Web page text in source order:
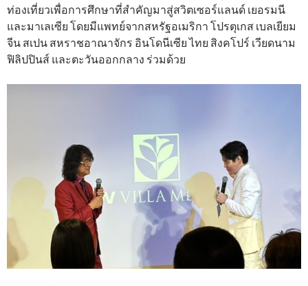
ท่องเที่ยวเพื่อการศึกษาที่สำคัญมาสู่สวิตเซอร์แลนด์ เยอรมนี
และมาเลเซีย โดยมีแพทย์จากสหรัฐอเมริกา โปรตุเกส เบลเยียม
จีน สเปน สหราชอาณาจักร อินโดนีเซีย ไทย สิงคโปร์ เวียดนาม
ฟิลิปปินส์ และตะวันออกกลาง ร่วมด้วย